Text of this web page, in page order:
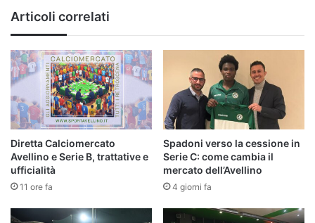
anni
come
me"
Articoli correlati
Diretta Calciomercato
Avellino e Serie B, trattative e
ufficialità
11 ore fa
Spadoni verso la cessione in
Serie C: come cambia il
mercato dell’Avellino
4 giorni fa